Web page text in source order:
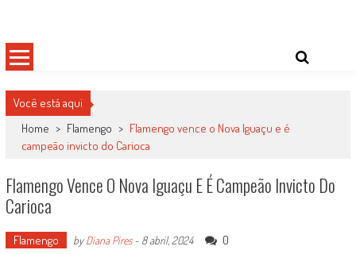
content
Você está aqui
Home > Flamengo > Flamengo vence o Nova Iguaçu e é
campeão invicto do Carioca
Flamengo Vence O Nova Iguaçu E É Campeão Invicto Do
Carioca
Flamengo byDiana Pires- 8 abril, 2024 0